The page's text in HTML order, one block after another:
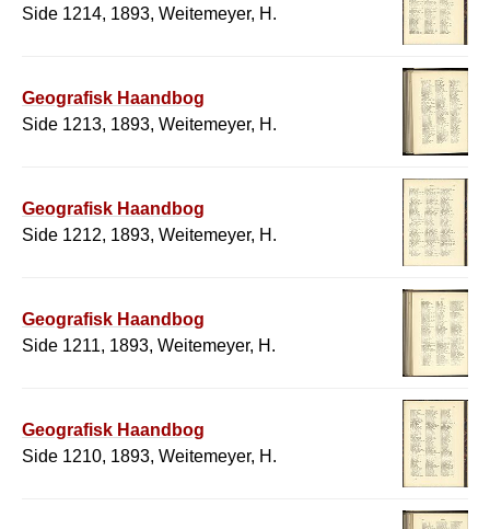
Side 1214, 1893, Weitemeyer, H.
Geografisk Haandbog
Side 1213, 1893, Weitemeyer, H.
Geografisk Haandbog
Side 1212, 1893, Weitemeyer, H.
Geografisk Haandbog
Side 1211, 1893, Weitemeyer, H.
Geografisk Haandbog
Side 1210, 1893, Weitemeyer, H.